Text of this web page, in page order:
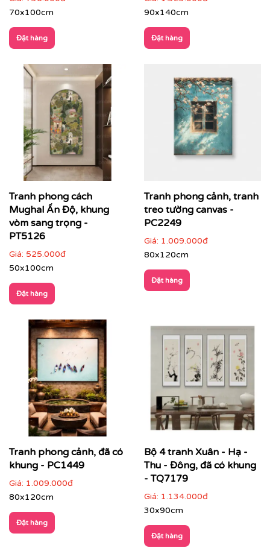
Nhà hàng – khách sạn – resort: tăng trải nghiệm
không gian, tạo dấu ấn thẩm mỹ cho khách hàng
CHẤT LIỆU & CHẤT LƯỢNG TRANH PRINTEK
Printek, mỗi bức tranh Indochine được sản xuất với
tiêu chuẩn cao:
Chất liệu vải in cao cấp
Vải canvas dày dặn, bề mặt sần nhẹ, giữ màu tốt,
không lo bạc phai màu.
Tăng độ bám mực, cho hình ảnh sắc nét, sống
70x100cm
Đặt hàng
90x140cm
Đặt hàng
Tranh phong cách
Mughal Ấn Độ, khung
vòm sang trọng -
PT5126
Giá: 525.000đ
50x100cm
Đặt hàng
Tranh phong cảnh, tranh
treo tường canvas -
PC2249
Giá: 1.009.000đ
80x120cm
Đặt hàng
Tranh phong cảnh, đã có
khung - PC1449
Giá: 1.009.000đ
80x120cm
Đặt hàng
Bộ 4 tranh Xuân - Hạ -
Thu - Đông, đã có khung
- TQ7179
Giá: 1.134.000đ
30x90cm
Đặt hàng